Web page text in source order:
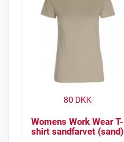
Womens Work Wear T-
shirt sandfarvet (sand)
80 DKK